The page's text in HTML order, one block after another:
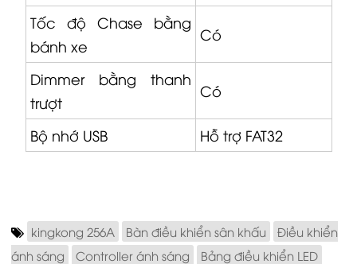
Tốc độ Chase bằng
bánh xe
Có
Dimmer bằng thanh
trượt
Có
Bộ nhớ USB Hỗ trợ FAT32
kingkong 256A Bàn điều khiển sân khấu
Điều khiển
ánh sáng
Controller ánh sáng
Bảng điều khiển LED